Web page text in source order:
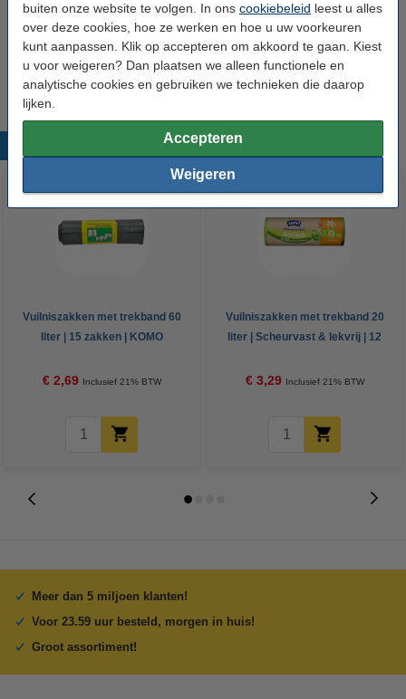
buiten onze website te volgen. In ons cookiebeleid leest u alles
over deze cookies, hoe ze werken en hoe u uw voorkeuren
kunt aanpassen. Klik op accepteren om akkoord te gaan. Kiest
u voor weigeren? Dan plaatsen we alleen functionele en
analytische cookies en gebruiken we technieken die daarop
lijken.
Accepteren
Weigeren
€ 2,99
Bin Brite vuilnisbak verfrisser spray | Berry
Blast (400 ml)
€ 2,79
Populaire producten
Vuilniszakken met trekband 60
liter | 15 zakken | KOMO
€ 2,69 Inclusief 21% BTW
Vuilniszakken met trekband 20
liter | Scheurvast & lekvrij | 12
€ 3,29 Inclusief 21% BTW
Meer dan 5 miljoen klanten!
Voor 23.59 uur besteld, morgen in huis!
Groot assortiment!